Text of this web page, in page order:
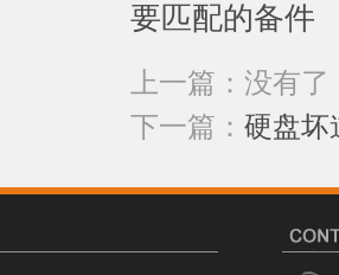
要匹配的备件
上一篇：没有了
下一篇： 硬盘坏